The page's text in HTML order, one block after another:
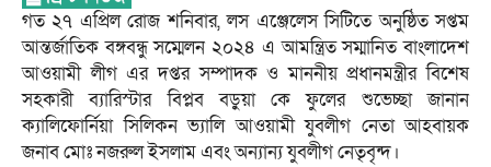
গত ২৭ এপ্রিল রোজ শনিবার, লস এঞ্জেলেস সিটিতে অনুষ্ঠিত সপ্তম
আন্তর্জাতিক বঙ্গবন্ধু সম্মেলন ২০২৪ এ আমন্ত্রিত সম্মানিত বাংলাদেশ
আওয়ামী লীগ এর দপ্তর সম্পাদক ও মাননীয় প্রধানমন্ত্রীর বিশেষ
সহকারী ব্যারিস্টার বিপ্লব বড়ুয়া কে ফুলের শুভেচ্ছা জানান
ক্যালিফোর্নিয়া সিলিকন ভ্যালি আওয়ামী যুবলীগ নেতা আহবায়ক
জনাব মোঃ নজরুল ইসলাম এবং অন্যান্য যুবলীগ নেতৃবৃন্দ।